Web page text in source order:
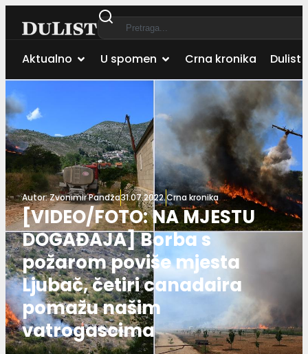
Aktualno U spomen Crna kronika Dulist
Autor:Zvonimir Pandža31.07.2022.Crna kronika
[VIDEO/FOTO: NA MJESTU
DOGAĐAJA] Borba s
požarom poviše mjesta
Ljubač, četiri canadaira
pomažu našim
vatrogascima